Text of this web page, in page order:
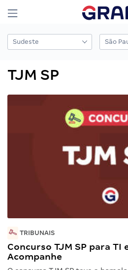
TJM SP
TRIBUNAIS
Concurso TJM SP para TI
Acompanhe